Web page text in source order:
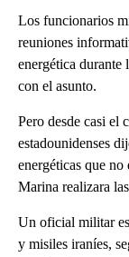
Los funcionarios
reuniones
energética durante
con el asunto.
Pero desde casi el
estadounidenses
energéticas que no
Marina realizara
Un oficial militar
y misiles iraníes,